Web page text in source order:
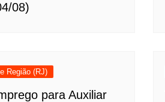
08)
Região (RJ)
para Auxiliar